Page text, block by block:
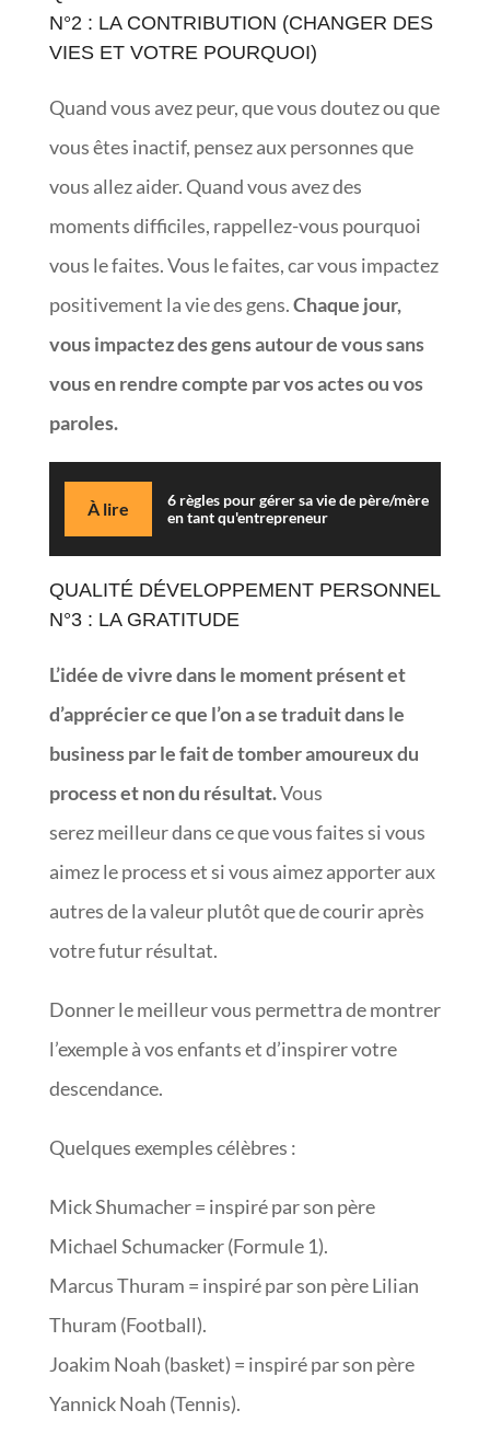
N°2 : LA CONTRIBUTION (CHANGER DES
VIES ET VOTRE POURQUOI)
Quand vous avez peur, que vous doutez ou que
vous êtes inactif, pensez aux personnes que
vous allez aider. Quand vous avez des
moments difficiles, rappellez-vous pourquoi
vous le faites. Vous le faites, car vous impactez
positivement la vie des gens.Chaque jour,
vous impactez des gens autour de vous sans
vous en rendre compte par vos actes ou vos
paroles.
À lire
6 règles pour gérer sa vie de père/mère
en tant qu'entrepreneur
QUALITÉ DÉVELOPPEMENT PERSONNEL
N°3 : LA GRATITUDE
L’idée de vivre dans le moment présent et
d’apprécier ce que l’on a se traduit dans le
business par le fait de tomber amoureux du
process et non du résultat.Vous
serez meilleur dans ce que vous faites si vous
aimez le process et si vous aimez apporter aux
autres de la valeur plutôt que de courir après
votre futur résultat.
Donner le meilleur vous permettra de montrer
l’exemple à vos enfants et d’inspirer votre
descendance.
Quelques exemples célèbres :
Mick Shumacher = inspiré par son père
Michael Schumacker (Formule 1).
Marcus Thuram = inspiré par son père Lilian
Thuram (Football).
Joakim Noah (basket) = inspiré par son père
Yannick Noah (Tennis).